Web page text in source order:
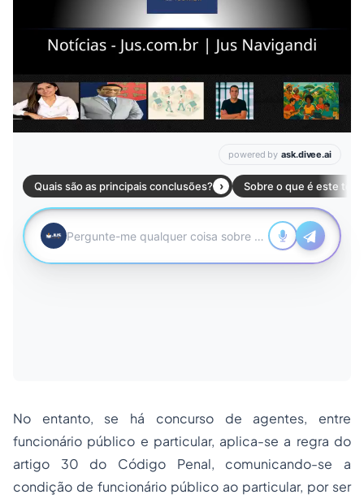
No entanto, se há concurso de agentes, entre
funcionário público e particular, aplica-se a regra do
artigo 30 do Código Penal, comunicando-se a
condição de funcionário público ao particular, por ser